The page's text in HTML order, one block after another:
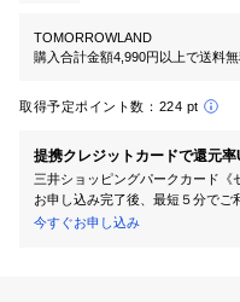
TOMORROWLAND
購入合計金額4,990円以上で送料
取得予定ポイント数： 224 pt
提携クレジットカードで還元率
三井ショッピングパークカード《
お申し込み完了後、最短５分でご
今すぐお申し込み